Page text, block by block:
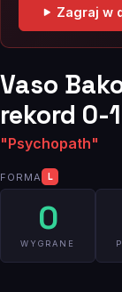
Zagraj w
Vaso
rekord 0-1
"Psychopath"
FORMA L
0
WYGRANE